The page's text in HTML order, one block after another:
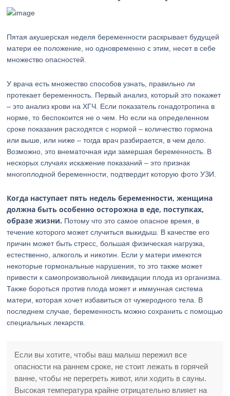
Пятая акушерская неделя беременности раскрывает будущей
матери ее положение, но одновременно с этим, несет в себе
множество опасностей.
У врача есть множество способов узнать, правильно ли
протекает беременность. Первый анализ, который это покажет
– это анализ крови на ХГЧ. Если показатель гонадотропина в
норме, то беспокоится не о чем. Но если на определенном
сроке показания расходятся с нормой – количество гормона
или выше, или ниже – тогда врач разбирается, в чем дело.
Возможно, это внематочная иди замершая беременность. В
нескорых случаях искажение показаний – это признак
многоплодной беременности, подтвердит которую фото УЗИ.
Когда наступает пять недель беременности, женщина
должна быть особенно осторожна в еде, поступках,
образе жизни. Потому что это самое опасное время, в
течение которого может случиться выкидыш. В качестве его
причин может быть стресс, большая физическая нагрузка,
естественно, алкоголь и никотин. Если у матери имеются
некоторые гормональные нарушения, то это также может
привести к самопроизвольной ликвидации плода из организма.
Также бороться против плода может и иммунная система
матери, которая хочет избавиться от чужеродного тела. В
последнем случае, беременность можно сохранить с помощью
специальных лекарств.
Если вы хотите, чтобы ваш малыш пережил все
опасности на раннем сроке, не стоит лежать в горячей
ванне, чтобы не перегреть живот, или ходить в сауны.
Высокая температура крайне отрицательно влияет на